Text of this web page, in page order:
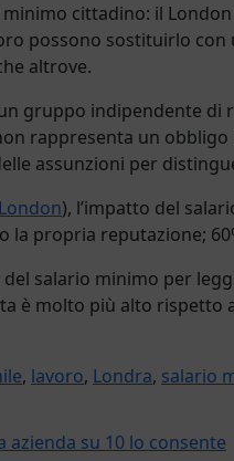
cittadino: il
possono sostituirlo
altrove.
gruppo indipendente
rappresenta un
assunzioni per
), l’impatto del
propria reputazione;
salario minimo per
è molto più alto rispetto
, lavoro, Londra, salario
su 10 lo consente